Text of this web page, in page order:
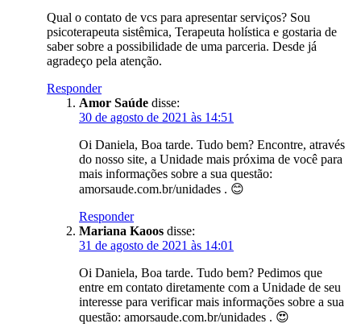
Qual o contato de vcs para apresentar serviços? Sou
psicoterapeuta sistêmica, Terapeuta holística e gostaria de
saber sobre a possibilidade de uma parceria. Desde já
agradeço pela atenção.
Responder
Amor Saúde disse:
30 de agosto de 2021 às 14:51
Oi Daniela, Boa tarde. Tudo bem? Encontre, através
do nosso site, a Unidade mais próxima de você para
mais informações sobre a sua questão:
amorsaude.com.br/unidades . 😊
Responder
Mariana Kaoos disse:
31 de agosto de 2021 às 14:01
Oi Daniela, Boa tarde. Tudo bem? Pedimos que
entre em contato diretamente com a Unidade de seu
interesse para verificar mais informações sobre a sua
questão: amorsaude.com.br/unidades . 😍